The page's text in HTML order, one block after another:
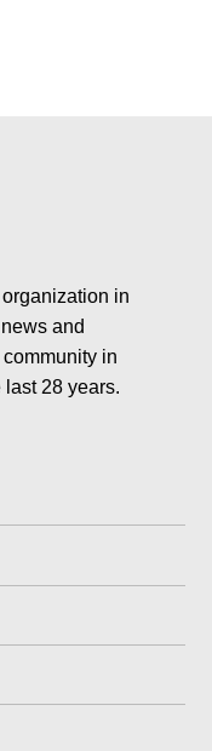
in
and
in
28 years.